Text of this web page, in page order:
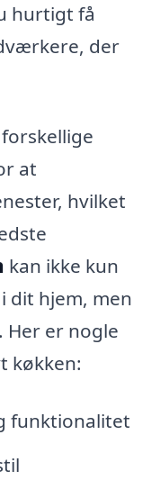
hurtigt få
der
at
hvilket
kan ikke kun
dit hjem, men
er nogle
køkken:
funktionalitet